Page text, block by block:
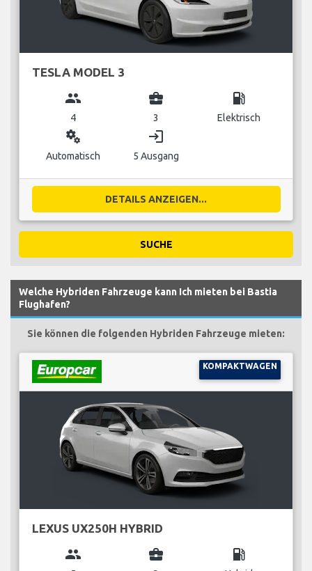
TESLA MODEL 3
group
4
business_center
3
local_gas_station
Elektrisch
miscellaneous_services
Automatisch
login
5 Ausgang
DETAILS ANZEIGEN...
SUCHE
Welche Hybriden Fahrzeuge kann Ich mieten bei Bastia
Flughafen?
Sie können die folgenden Hybriden Fahrzeuge mieten:
KOMPAKTWAGEN
LEXUS UX250H HYBRID
group business_center local_gas_station